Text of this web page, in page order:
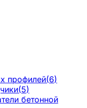
профилей(6)
(5)
бетонной